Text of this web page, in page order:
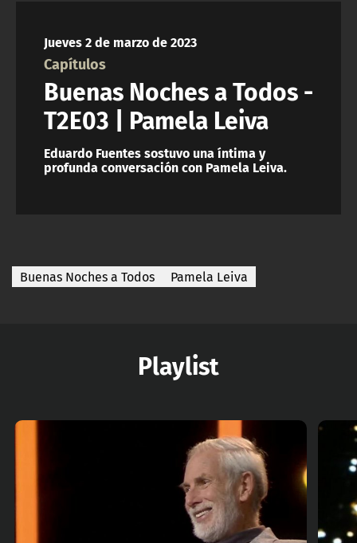
Jueves 2 de marzo de 2023
Capítulos
Buenas Noches a Todos -
T2E03 | Pamela Leiva
Eduardo Fuentes sostuvo una íntima y
profunda conversación con Pamela Leiva.
Buenas Noches a Todos Pamela Leiva
Playlist